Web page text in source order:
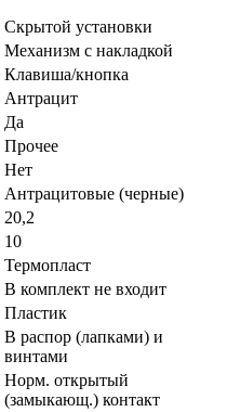
Скрытой установки
Механизм с накладкой
Клавиша/кнопка
Антрацит
Да
Прочее
Нет
Антрацитовые (черные)
20,2
10
Термопласт
В комплект не входит
Пластик
В распор (лапками) и
винтами
Норм. открытый
(замыкающ.) контакт